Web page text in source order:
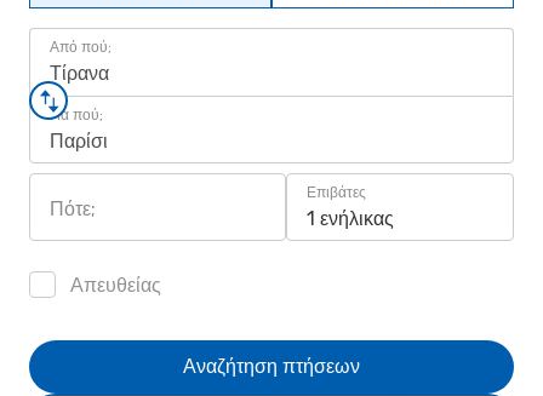
Από πού;
Τίρανα
Για πού;
Παρίσι
Πότε;
Επιβάτες
1 ενήλικας
Απευθείας
Αναζήτηση πτήσεων